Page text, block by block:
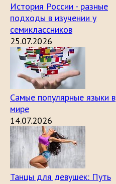
История России - разные
подходы в изучении у
семиклассников
25.07.2026
Самые популярные языки в
мире
14.07.2026
Танцы для девушек: Путь